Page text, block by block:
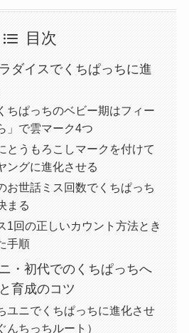
目次
ダイスでくちぱっちに進
ちぱっちのベビー期はフィー
」で雲マーク4つ
とうもろこしマークを付けて
ングに進化させる
お世話ミス回数でくちぱっち
まる
1回の正しいカウント方法とき
手順
・初代でのくちぱっちへ
育成のコツ
ユニでくちぱっちに進化させ
んちっちルート）